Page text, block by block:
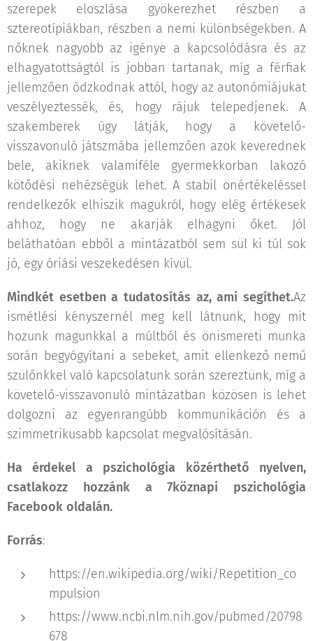
szerepek eloszlása gyökerezhet részben a
sztereotípiákban, részben a nemi különbségekben. A
nőknek nagyobb az igénye a kapcsolódásra és az
elhagyatottságtól is jobban tartanak, míg a férfiak
jellemzően ódzkodnak attól, hogy az autonómiájukat
veszélyeztessék, és, hogy rájuk telepedjenek. A
szakemberek úgy látják, hogy a követelő-
visszavonuló játszmába jellemzően azok keverednek
bele, akiknek valamiféle gyermekkorban lakozó
kötődési nehézségük lehet. A stabil önértékeléssel
rendelkezők elhiszik magukról, hogy elég értékesek
ahhoz, hogy ne akarják elhagyni őket. Jól
beláthatóan ebből a mintázatból sem sül ki túl sok
jó, egy óriási veszekedésen kívül.
Mindkét esetben a tudatosítás az, ami segíthet.Az
ismétlési kényszernél meg kell látnunk, hogy mit
hozunk magunkkal a múltból és önismereti munka
során begyógyítani a sebeket, amit ellenkező nemű
szülőnkkel való kapcsolatunk során szereztünk, míg a
követelő-visszavonuló mintázatban közösen is lehet
dolgozni az egyenrangúbb kommunikáción és a
szimmetrikusabb kapcsolat megvalósításán.
Ha érdekel a pszichológia közérthető nyelven,
csatlakozz hozzánk a 7köznapi pszichológia
Facebook oldalán.
Forrás:
https://en.wikipedia.org/wiki/Repetition_co
mpulsion
https://www.ncbi.nlm.nih.gov/pubmed/20798
678